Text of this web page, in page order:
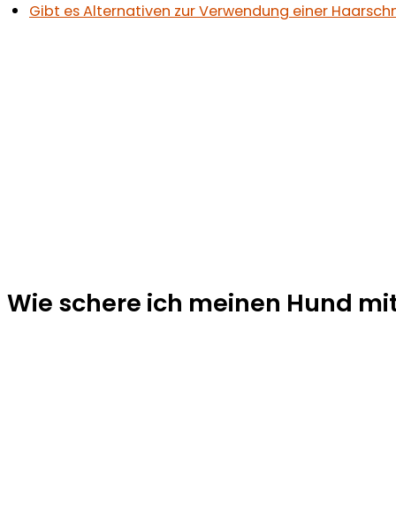
Gibt es Alternativen zur Verwendung einer
Wie schere ich meinen Hund